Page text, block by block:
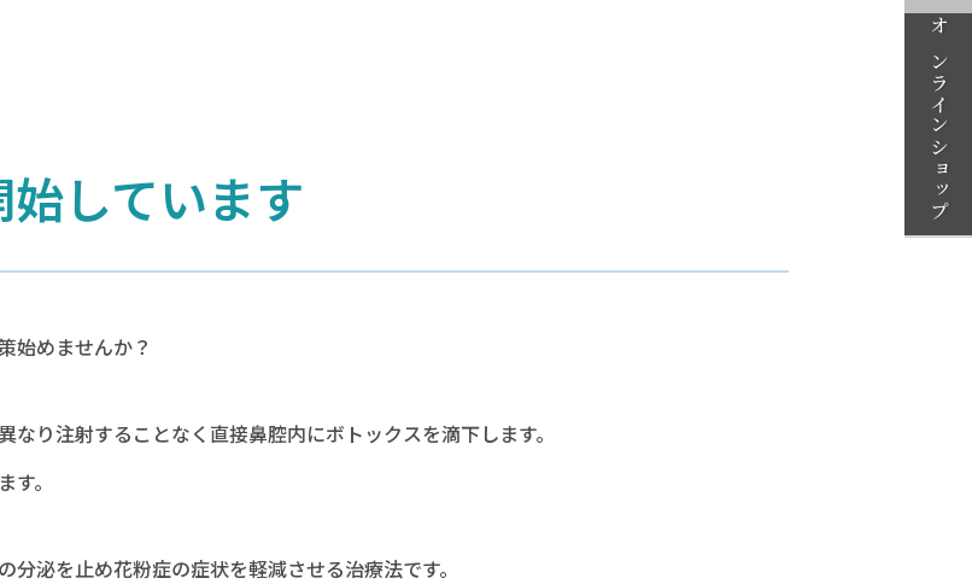
しています
始めませんか？
り注射することなく直接鼻腔内にボトックスを滴下します。
。
泌を止め花粉症の症状を軽減させる治療法です。
オンラインショップ